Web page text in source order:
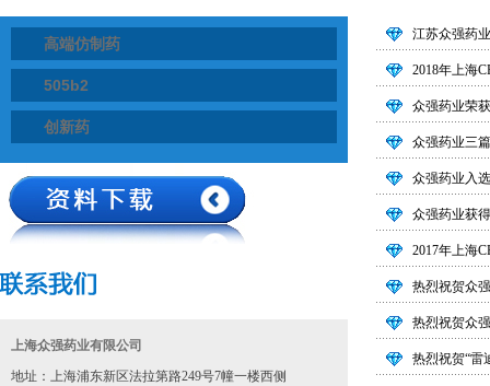
高端仿制药
505b2
创新药
上海众强药业有限公司
地址：上海浦东新区法拉第路249号7幢一楼西侧
江苏众强药
2018年上海
众强药业荣
众强药业三
众强药业入
众强药业获
2017年上海
热烈祝贺众
热烈祝贺众
热烈祝贺“雷